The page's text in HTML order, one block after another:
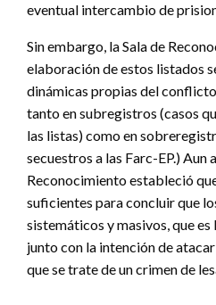
eventual intercambio de
Sin embargo, la Sala de
elaboración de estos listados
dinámicas propias del
tanto en subregistros (casos
las listas) como en
secuestros a las Farc-EP.) Aun
Reconocimiento estableció
suficientes para concluir que
sistemáticos y masivos, que
junto con la intención de
que se trate de un crimen de